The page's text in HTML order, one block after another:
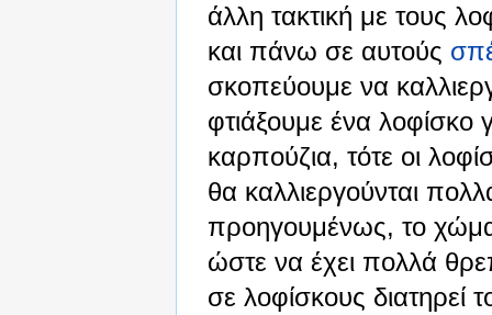
άλλη τακτική με τους
και πάνω σε αυτούς
σκοπεύουμε να
φτιάξουμε ένα
καρπούζια, τότε οι
θα καλλιεργούνται
προηγουμένως, το
ώστε να έχει πολλά
σε λοφίσκους